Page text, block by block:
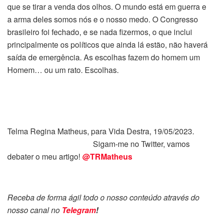
que se tirar a venda dos olhos. O mundo está em guerra e
a arma deles somos nós e o nosso medo. O Congresso
brasileiro foi fechado, e se nada fizermos, o que inclui
principalmente os políticos que ainda lá estão, não haverá
saída de emergência. As escolhas fazem do homem um
Homem… ou um rato. Escolhas.
Telma Regina Matheus, para Vida Destra, 19/05/2023.
Sigam-me no Twitter, vamos
debater o meu artigo! @TRMatheus
Receba de forma ágil todo o nosso conteúdo através do
nosso canal no Telegram!